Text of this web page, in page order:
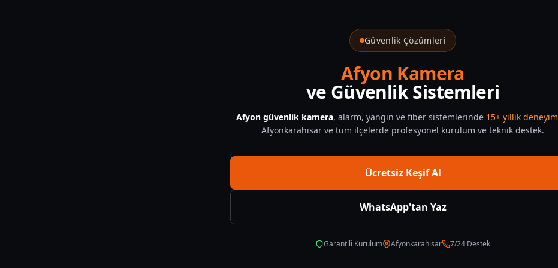
Güvenlik Çözümleri
Afyon Kamera
ve Güvenlik Sistemleri
Afyon güvenlik kamera, alarm, yangın ve fiber sistemlerinde 15+ yıllık deneyim
Afyonkarahisar ve tüm ilçelerde profesyonel kurulum ve teknik destek.
Ücretsiz Keşif Al
WhatsApp'tan Yaz
Garantili Kurulum Afyonkarahisar 7/24 Destek